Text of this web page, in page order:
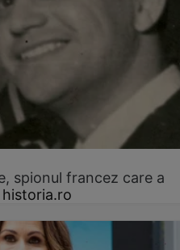
spionul francez care a
historia.ro